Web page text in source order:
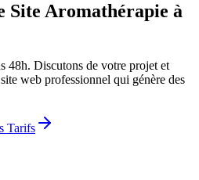
Site Aromathérapie à
48h. Discutons de votre projet et
web professionnel qui génère des
Tarifs